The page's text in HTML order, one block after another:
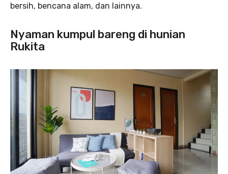
bersih, bencana alam, dan lainnya.
Nyaman kumpul bareng di hunian
Rukita